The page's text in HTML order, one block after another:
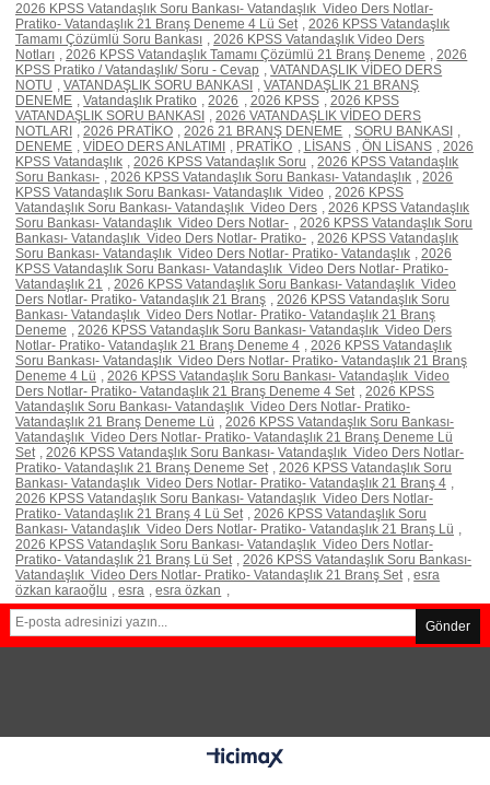
2026 KPSS Vatandaşlık Soru Bankası- Vatandaşlık Video Ders Notlar-
Pratiko- Vatandaşlık 21 Branş Deneme 4 Lü Set , 2026 KPSS Vatandaşlık
Tamamı Çözümlü Soru Bankası , 2026 KPSS Vatandaşlık Video Ders
Notları , 2026 KPSS Vatandaşlık Tamamı Çözümlü 21 Branş Deneme , 2026
KPSS Pratiko / Vatandaşlık/ Soru - Cevap , VATANDAŞLIK VİDEO DERS
NOTU , VATANDAŞLIK SORU BANKASI , VATANDAŞLIK 21 BRANŞ
DENEME , Vatandaşlık Pratiko , 2026 , 2026 KPSS , 2026 KPSS
VATANDAŞLIK SORU BANKASI , 2026 VATANDAŞLIK VİDEO DERS
NOTLARI
, 2026 PRATİKO , 2026 21 BRANŞ DENEME , SORU BANKASI ,
DENEME , VİDEO DERS ANLATIMI , PRATİKO , LİSANS , ÖN LİSANS , 2026
KPSS Vatandaşlık , 2026 KPSS Vatandaşlık Soru , 2026 KPSS Vatandaşlık
Soru Bankası- , 2026 KPSS Vatandaşlık Soru Bankası- Vatandaşlık , 2026
KPSS Vatandaşlık Soru Bankası- Vatandaşlık Video , 2026 KPSS
Vatandaşlık Soru Bankası- Vatandaşlık Video Ders , 2026 KPSS Vatandaşlık
Soru Bankası- Vatandaşlık Video Ders Notlar- , 2026 KPSS Vatandaşlık Soru
Bankası- Vatandaşlık Video Ders Notlar- Pratiko- , 2026 KPSS Vatandaşlık
Soru Bankası- Vatandaşlık Video Ders Notlar- Pratiko- Vatandaşlık , 2026
KPSS Vatandaşlık Soru Bankası- Vatandaşlık Video Ders Notlar- Pratiko-
Vatandaşlık 21 , 2026 KPSS Vatandaşlık Soru Bankası- Vatandaşlık Video
Ders Notlar- Pratiko- Vatandaşlık 21 Branş , 2026 KPSS Vatandaşlık Soru
Bankası- Vatandaşlık Video Ders Notlar- Pratiko- Vatandaşlık 21 Branş
Deneme , 2026 KPSS Vatandaşlık Soru Bankası- Vatandaşlık Video Ders
Notlar- Pratiko- Vatandaşlık 21 Branş Deneme 4 , 2026 KPSS Vatandaşlık
Soru Bankası- Vatandaşlık Video Ders Notlar- Pratiko- Vatandaşlık 21 Branş
Deneme 4 Lü , 2026 KPSS Vatandaşlık Soru Bankası- Vatandaşlık Video
Ders Notlar- Pratiko- Vatandaşlık 21 Branş Deneme 4 Set , 2026 KPSS
Vatandaşlık Soru Bankası- Vatandaşlık Video Ders Notlar- Pratiko-
Vatandaşlık 21 Branş Deneme Lü , 2026 KPSS Vatandaşlık Soru Bankası-
Vatandaşlık Video Ders Notlar- Pratiko- Vatandaşlık 21 Branş Deneme Lü
Set , 2026 KPSS Vatandaşlık Soru Bankası- Vatandaşlık Video Ders Notlar-
Pratiko- Vatandaşlık 21 Branş Deneme Set , 2026 KPSS Vatandaşlık Soru
Bankası- Vatandaşlık Video Ders Notlar- Pratiko- Vatandaşlık 21 Branş 4 ,
2026 KPSS Vatandaşlık Soru Bankası- Vatandaşlık Video Ders Notlar-
Pratiko- Vatandaşlık 21 Branş 4 Lü Set , 2026 KPSS Vatandaşlık Soru
Bankası- Vatandaşlık Video Ders Notlar- Pratiko- Vatandaşlık 21 Branş Lü ,
2026 KPSS Vatandaşlık Soru Bankası- Vatandaşlık Video Ders Notlar-
Pratiko- Vatandaşlık 21 Branş Lü Set , 2026 KPSS Vatandaşlık Soru Bankası-
Vatandaşlık Video Ders Notlar- Pratiko- Vatandaşlık 21 Branş Set , esra
özkan karaoğlu , esra , esra özkan ,
Gönder